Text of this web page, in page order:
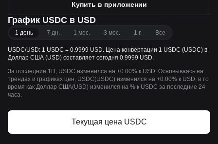
Купить в приложении
График USDC в USD
1 день 7 дн. 1 мес. 3 мес. 1 г. Все
USDC/USD: 1 USDC = 0.9999 USD. Цена конвертации 1 USDC (USDC) в
Доллар США (USD) составляет сегодня 0.9999 USD.
За последние 1D, USDC изменился на +0.00% к USD. Основываясь на
трендах и графиках цен, USDC(USDC) изменился на +0.00% к USD, в то
время как Доллар США(USD) изменился на % к USDC за последние 24
часа.
Текущая цена USDC